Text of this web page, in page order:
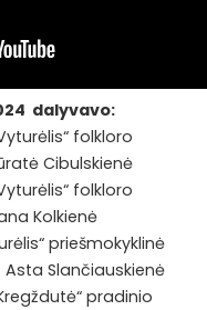
dalyvavo:
folkloro
Cibulskienė
folkloro
Kolkienė
priešmokyklinė
Slančiauskienė
pradinio